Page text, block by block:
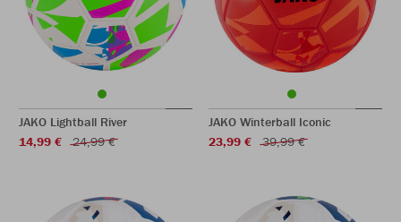
JAKO Lightball River
14,99 €
24,99 €
JAKO Winterball Iconic
23,99 €
39,99 €